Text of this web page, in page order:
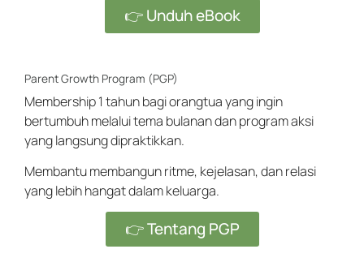
👉 Unduh eBook
Parent Growth Program (PGP)
Membership 1 tahun bagi orangtua yang ingin
bertumbuh melalui tema bulanan dan program aksi
yang langsung dipraktikkan.
Membantu membangun ritme, kejelasan, dan relasi
yang lebih hangat dalam keluarga.
👉 Tentang PGP